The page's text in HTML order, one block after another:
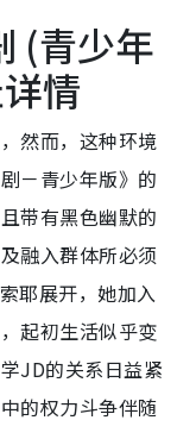
(青少年
情
然而，这种环境
－青少年版》的
带有黑色幽默的
融入群体所必须
耶展开，她加入
起初生活似乎变
JD的关系日益紧
的权力斗争伴随